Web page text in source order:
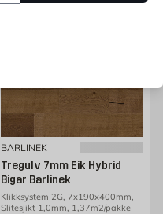
BARLINEK
Tregulv 7mm Eik Hybrid
Bigar Barlinek
Klikksystem 2G, 7x190x400mm,
Slitesjikt 1,0mm, 1,37m2/pakke